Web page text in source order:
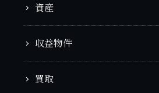
資産
収益物件
買取